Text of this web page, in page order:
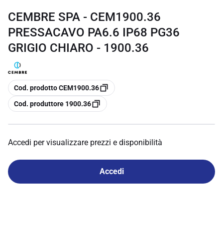
CEMBRE SPA - CEM1900.36
PRESSACAVO PA6.6 IP68 PG36
GRIGIO CHIARO - 1900.36
copia
Cod. prodotto CEM1900.36
copia
Cod. produttore 1900.36
Accedi per visualizzare prezzi e disponibilità
Accedi